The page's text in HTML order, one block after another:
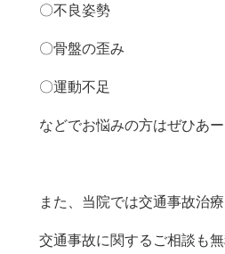
〇不良姿勢
〇骨盤の歪み
〇運動不足
などでお悩みの方はぜひあ
また、当院では交通事故治
交通事故に関するご相談も